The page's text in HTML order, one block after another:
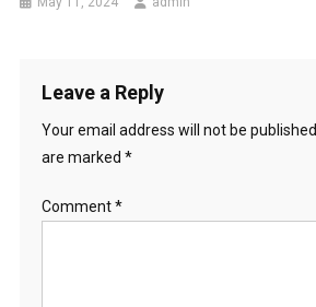
Leave a Reply
Your email address will not be published.
are marked *
Comment*